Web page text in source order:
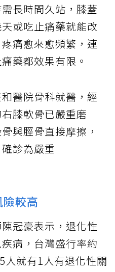
長時間久站，膝蓋
或吃止痛藥就能改
痛愈來愈頻繁，連
藥都效果有限。
醫院骨科就醫，經
膝軟骨已嚴重磨
與脛骨直接摩擦，
診為嚴重
較高
冠豪表示，退化性
病，台灣盛行率約
人就有1人有退化性關